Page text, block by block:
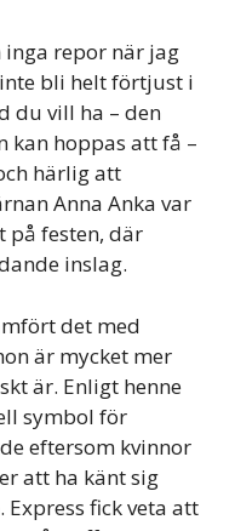
inga repor när jag
bli helt förtjust i
du vill ha – den
kan hoppas att få –
härlig att
Anna Anka var
på festen, där
inslag.
det med
är mycket mer
är. Enligt henne
symbol för
eftersom kvinnor
att ha känt sig
Express fick veta att